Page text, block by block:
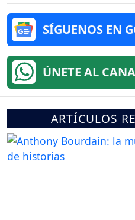
SÍGUENOS EN
ÚNETE AL
ARTÍCULOS